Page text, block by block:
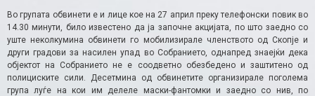
Во групата обвинети е и лице кое на 27 април преку телефонски повик во
14.30 минути, било известено да ја започне акцијата, по што заедно со
уште неколкумина обвинети го мобилизирале членството од Скопје и
други градови за насилен упад во Собранието, однапред знаејќи дека
објектот на Собранието не е соодветно обезбедено и заштитено од
полициските сили. Десетмина од обвинетите организирале поголема
група луѓе на кои им делеле маски-фантомки и заедно со нив, по